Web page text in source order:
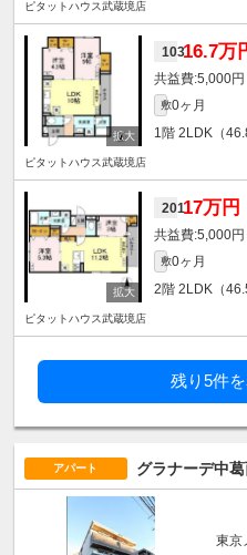
ピタットハウス武蔵境店
10316.7万
5,000円
敷0ヶ月
1階 2LDK（
ピタットハウス武蔵境店
20117万円
5,000円
敷0ヶ月
2階 2LDK（
ピタットハウス武蔵境店
残り5件
アパート グラナーデ中
東京